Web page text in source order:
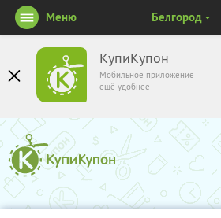
КупиКупон
Мобильное приложение
ещё удобнее
Меню Белгород